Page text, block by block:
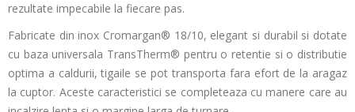
rezultate impecabile la fiecare pas.
Fabricate din inox Cromargan® 18/10, elegant si durabil si dotate
cu baza universala TransTherm® pentru o retentie si o distributie
optima a caldurii, tigaile se pot transporta fara efort de la aragaz
la cuptor. Aceste caracteristici se completeaza cu manere care au